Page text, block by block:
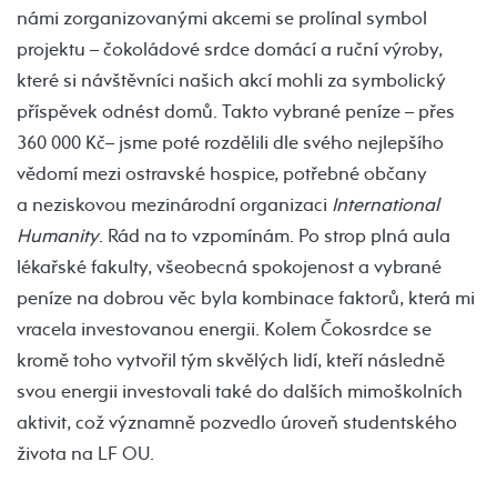
námi zorganizovanými akcemi se prolínal symbol
projektu – čokoládové srdce domácí a ruční výroby,
které si návštěvníci našich akcí mohli za symbolický
příspěvek odnést domů. Takto vybrané peníze – přes
360 000 Kč– jsme poté rozdělili dle svého nejlepšího
vědomí mezi ostravské hospice, potřebné občany
a neziskovou mezinárodní organizaci International
Humanity. Rád na to vzpomínám. Po strop plná aula
lékařské fakulty, všeobecná spokojenost a vybrané
peníze na dobrou věc byla kombinace faktorů, která mi
vracela investovanou energii. Kolem Čokosrdce se
kromě toho vytvořil tým skvělých lidí, kteří následně
svou energii investovali také do dalších mimoškolních
aktivit, což významně pozvedlo úroveň studentského
života na LF OU.